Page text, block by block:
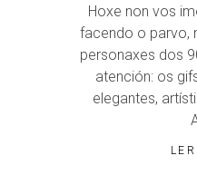
Hoxe non vos
facendo o parvo,
personaxes dos
atención: os
elegantes,